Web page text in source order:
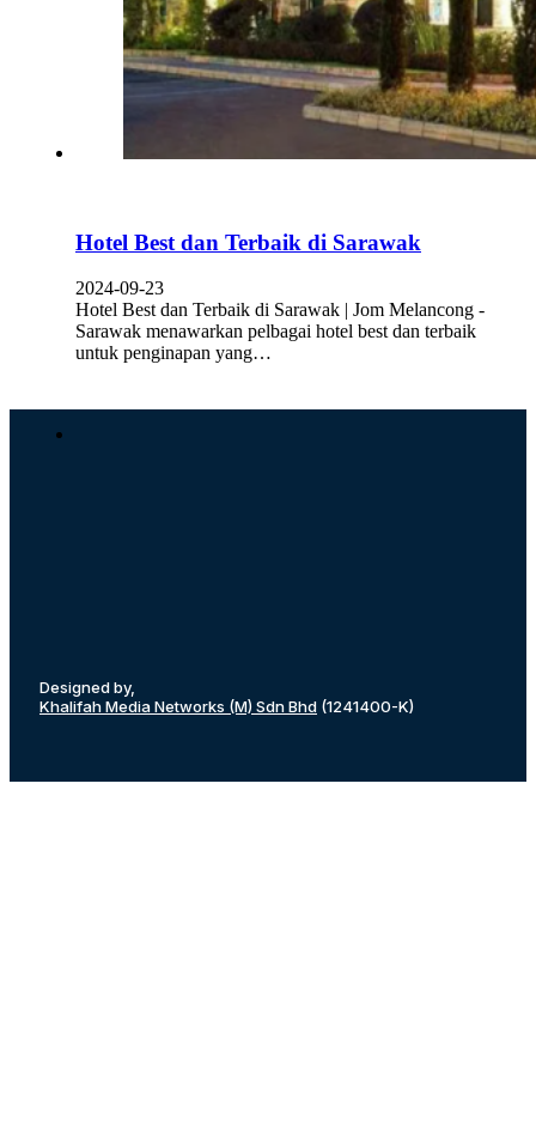
Hotel Best dan Terbaik di Sarawak
2024-09-23
Hotel Best dan Terbaik di Sarawak | Jom Melancong -
Sarawak menawarkan pelbagai hotel best dan terbaik
untuk penginapan yang…
Designed by,
Khalifah Media Networks (M) Sdn Bhd (1241400-K)